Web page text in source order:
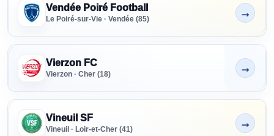
Vendée Poiré Football
Le Poiré-sur-Vie · Vendée (85)
Non indiqué
→
Vierzon FC
Vierzon · Cher (18)
Non indiqué
→
Vineuil SF
Vineuil · Loir-et-Cher (41)
Non indiqué
→